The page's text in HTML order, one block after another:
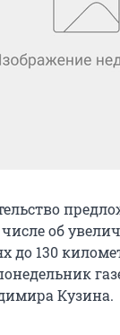
об
до 130
Кузина.